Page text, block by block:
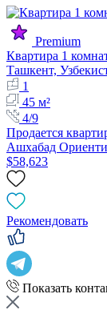
Premium
Квартира 1
Ташкент,
1
45 м²
4/9
Продается
Ашхабад
$58,623
Рекомендовать
Показать